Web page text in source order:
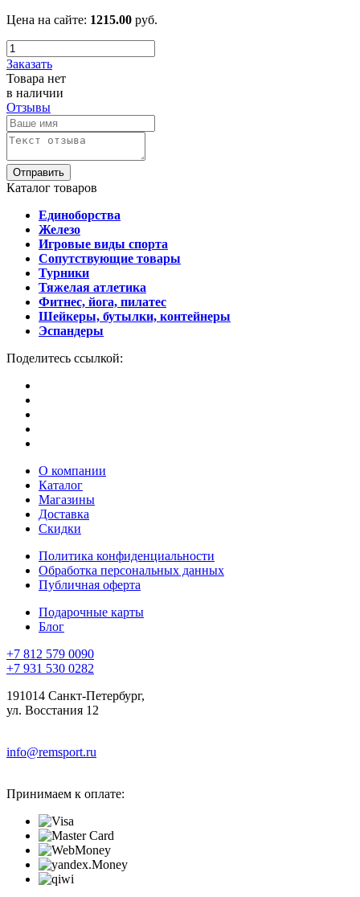
Цена на сайте: 1215.00 руб.
Заказать
Товара нет
в наличии
Отзывы
Отправить
Каталог товаров
Единоборства
Железо
Игровые виды спорта
Сопутствующие товары
Турники
Тяжелая атлетика
Фитнес, йога, пилатес
Шейкеры, бутылки, контейнеры
Эспандеры
Поделитесь ссылкой:
О компании
Каталог
Магазины
Доставка
Скидки
Политика конфиденциальности
Обработка персональных данных
Публичная оферта
Подарочные карты
Блог
+7 812 579 0090
+7 931 530 0282
191014 Санкт-Петербург,
ул. Восстания 12
info@remsport.ru
Принимаем к оплате: